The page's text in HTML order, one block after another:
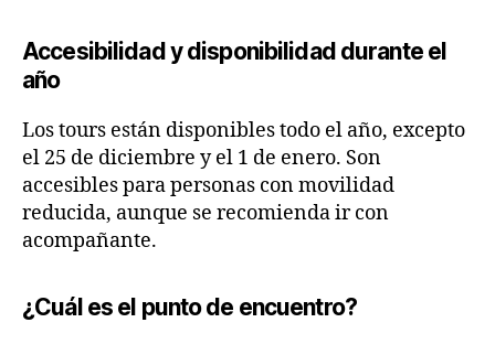
Accesibilidad y disponibilidad durante el
año
Los tours están disponibles todo el año, excepto
el 25 de diciembre y el 1 de enero. Son
accesibles para personas con movilidad
reducida, aunque se recomienda ir con
acompañante.
¿Cuál es el punto de encuentro?